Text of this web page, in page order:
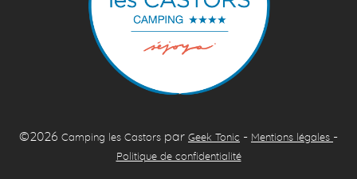
©2026 Camping les Castors par Geek Tonic - Mentions légales -
Politique de confidentialité